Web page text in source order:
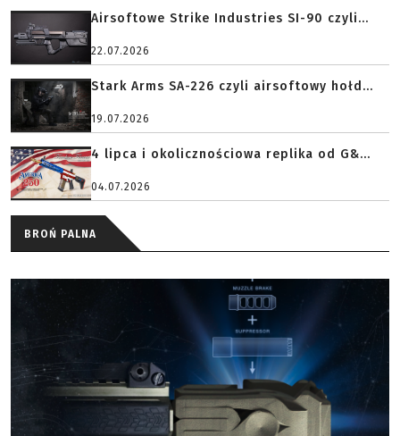
Airsoftowe Strike Industries SI-90 czyli...
22.07.2026
Stark Arms SA-226 czyli airsoftowy hołd...
19.07.2026
4 lipca i okolicznościowa replika od G&...
04.07.2026
BROŃ PALNA